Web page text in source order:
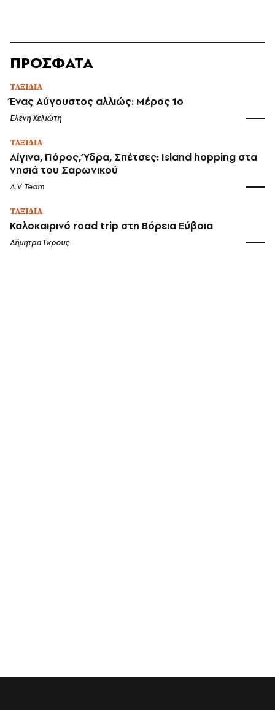
ΠΡΟΣΦΑΤΑ
ΤΑΞΙΔΙΑ
Ένας Αύγουστος αλλιώς: Μέρος 1ο
Ελένη Χελιώτη
ΤΑΞΙΔΙΑ
Αίγινα, Πόρος, Ύδρα, Σπέτσες: Island hopping στα
νησιά του Σαρωνικού
A.V. Team
ΤΑΞΙΔΙΑ
Καλοκαιρινό road trip στη Βόρεια Εύβοια
Δήμητρα Γκρους